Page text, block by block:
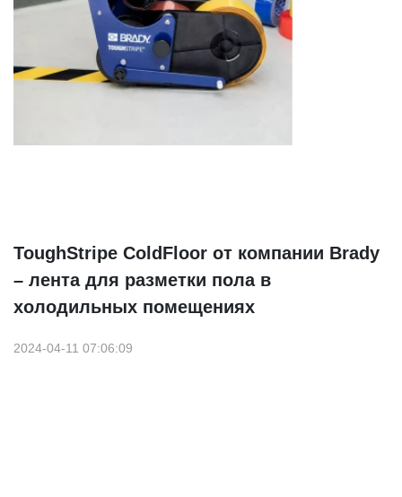
ToughStripe ColdFloor от компании Brady
– лента для разметки пола в
холодильных помещениях
2024-04-11 07:06:09